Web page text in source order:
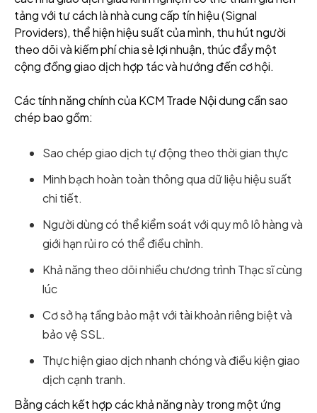
tảng với tư cách là nhà cung cấp tín hiệu (Signal
Providers), thể hiện hiệu suất của mình, thu hút người
theo dõi và kiếm phí chia sẻ lợi nhuận, thúc đẩy một
cộng đồng giao dịch hợp tác và hướng đến cơ hội.
Các tính năng chính của KCM Trade Nội dung cần sao
chép bao gồm:
Sao chép giao dịch tự động theo thời gian thực
Minh bạch hoàn toàn thông qua dữ liệu hiệu suất
chi tiết.
Người dùng có thể kiểm soát với quy mô lô hàng và
giới hạn rủi ro có thể điều chỉnh.
Khả năng theo dõi nhiều chương trình Thạc sĩ cùng
lúc
Cơ sở hạ tầng bảo mật với tài khoản riêng biệt và
bảo vệ SSL.
Thực hiện giao dịch nhanh chóng và điều kiện giao
dịch cạnh tranh.
Bằng cách kết hợp các khả năng này trong một ứng